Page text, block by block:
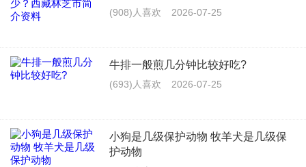
(908)人喜欢 2026-07-25
牛排一般煎几分钟比较好吃?
(693)人喜欢 2026-07-25
小狗是几级保护动物 牧羊犬是几级保
护动物